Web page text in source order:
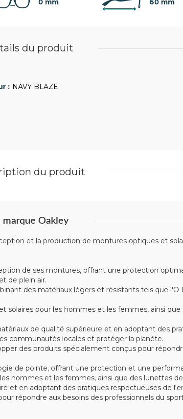
0 mm 60 mm
du produit
NAVY BLAZE
du produit
marque Oakley
et la production de montures optiques et
de ses montures, offrant une protection
de plein air.
des matériaux légers et résistants tels que
pour les hommes et les femmes, ainsi
de qualité supérieure et en adoptant des
communautés locales et protéger la planète.
des produits spécialement conçus pour
de pointe, offrant une protection et une
hommes et les femmes, ainsi que des lunettes
et en adoptant des pratiques respectueuses de
répondre aux besoins des professionnels du